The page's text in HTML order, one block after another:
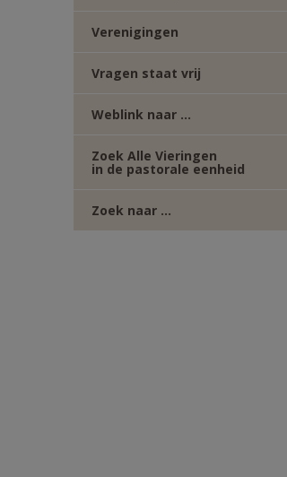
Verenigingen
Vragen staat vrij
Weblink naar ...
Zoek Alle Vieringen
in de pastorale eenheid
Zoek naar ...